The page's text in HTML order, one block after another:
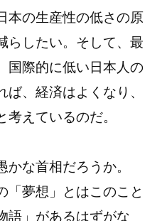
の生産性の低さの原
らしたい。そして、最
国際的に低い日本人の
、経済はよくなり、
えているのだ。
な首相だろうか。
夢想」とはこのこと
語」があるはずがな